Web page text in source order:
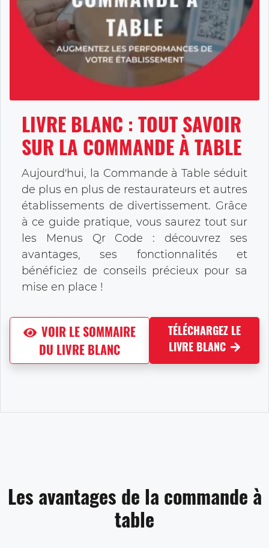
LIVRE BLANC : TOUT SAVOIR
SUR LA COMMANDE À TABLE
Aujourd'hui, la Commande à Table séduit
de plus en plus de restaurateurs et autres
établissements de divertissement. Grâce
à ce guide pratique, vous saurez tout sur
les Menus Qr Code : découvrez ses
avantages, ses fonctionnalités et
bénéficiez de conseils précieux pour sa
mise en place !
VOIR LE SOMMAIRE
DU LIVRE BLANC
TÉLÉCHARGEZ LE
LIVRE BLANC
Les avantages de la commande à
table